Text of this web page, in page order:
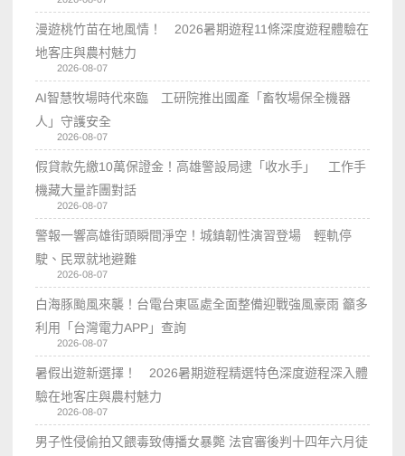
漫遊桃竹苗在地風情！ 2026暑期遊程11條深度遊程體驗在
地客庄與農村魅力
2026-08-07
AI智慧牧場時代來臨 工研院推出國產「畜牧場保全機器
人」守護安全
2026-08-07
假貸款先繳10萬保證金！高雄警設局逮「收水手」 工作手
機藏大量詐團對話
2026-08-07
警報一響高雄街頭瞬間淨空！城鎮韌性演習登場 輕軌停
駛、民眾就地避難
2026-08-07
白海豚颱風來襲！台電台東區處全面整備迎戰強風豪雨 籲多
利用「台灣電力APP」查詢
2026-08-07
暑假出遊新選擇！ 2026暑期遊程精選特色深度遊程深入體
驗在地客庄與農村魅力
2026-08-07
男子性侵偷拍又餵毒致傳播女暴斃 法官審後判十四年六月徒